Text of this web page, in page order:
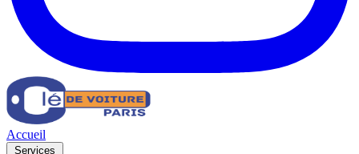
Accueil